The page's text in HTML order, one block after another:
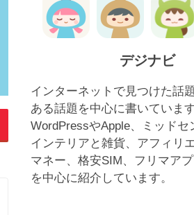
デジナビ
インターネットで見つけた話
ある話題を中心に書いています
WordPressやApple、ミッドセ
インテリアと雑貨、アフィリ
マネー、格安SIM、フリマア
を中心に紹介しています。